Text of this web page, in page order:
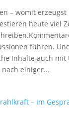
– womit
heute viel
führen.
Inhalte auch mit
nach einiger...